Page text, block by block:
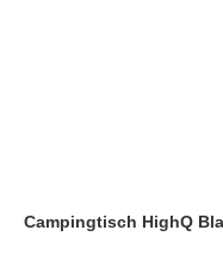
Campingtisch HighQ